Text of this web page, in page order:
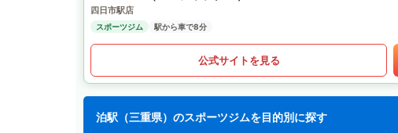
四日市駅店
スポーツジム 駅から車で8分
公式サイトを見る
泊駅（三重県）のスポーツジムを目的別に探す